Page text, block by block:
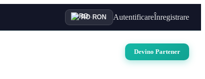
RO· RON AutentificareÎnregistrare
Devino Partener